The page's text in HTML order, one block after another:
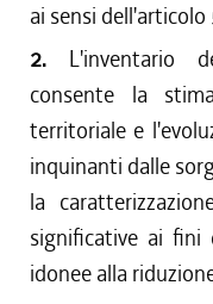
ai sensi dell'articolo
2. L'inventario
consente la
territoriale e
inquinanti dalle
la
significative ai fini
idonee alla